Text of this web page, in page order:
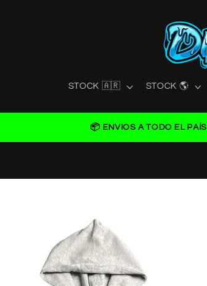
STOCK 🇦🇷 STOCK 🌎
📦 ENVIOS A TODO EL PAÍS